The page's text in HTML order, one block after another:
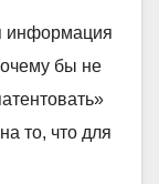
информация
бы не
то, что для